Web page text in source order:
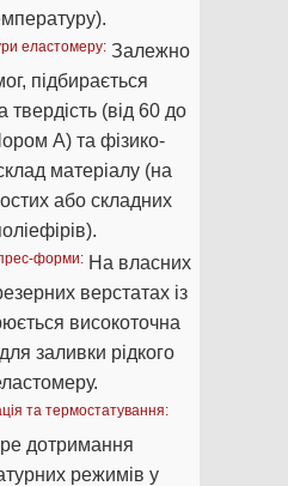
еластомеру: Залежно
підбирається
твердість (від 60 до
А) та фізико-
матеріалу (на
або складних
форми: На власних
верстатах із
високоточна
заливки рідкого
та термостатування:
дотримання
режимів у